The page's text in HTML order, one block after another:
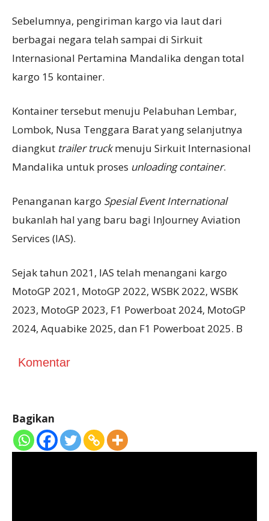
Sebelumnya, pengiriman kargo via laut dari
berbagai negara telah sampai di Sirkuit
Internasional Pertamina Mandalika dengan total
kargo 15 kontainer.
Kontainer tersebut menuju Pelabuhan Lembar,
Lombok, Nusa Tenggara Barat yang selanjutnya
diangkut trailer truckmenuju Sirkuit Internasional
Mandalika untuk proses unloading container.
Penanganan kargo Spesial Event International
bukanlah hal yang baru bagi InJourney Aviation
Services (IAS).
Sejak tahun 2021, IAS telah menangani kargo
MotoGP 2021, MotoGP 2022, WSBK 2022, WSBK
2023, MotoGP 2023, F1 Powerboat 2024, MotoGP
2024, Aquabike 2025, dan F1 Powerboat 2025. B
Komentar
Bagikan